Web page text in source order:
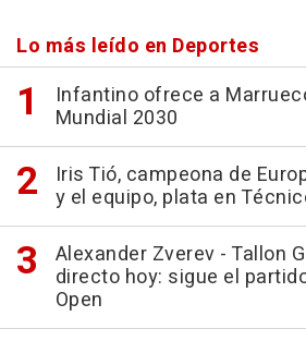
Lo más leído en Deportes
Infantino ofrece a
Mundial 2030
Iris Tió, campeona de
y el equipo, plata en
Alexander Zverev - Tallon
directo hoy: sigue el
Open